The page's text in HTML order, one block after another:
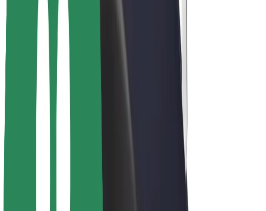
Заробіток курʼєра
Партнери Bolt Food
Автопаркам
Франшиза
Компанія